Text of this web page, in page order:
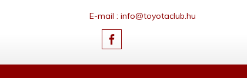
E-mail : info@toyotaclub.hu